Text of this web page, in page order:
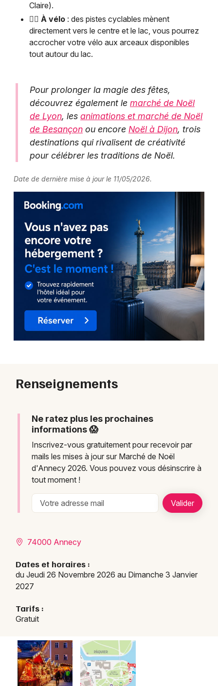
Claire).
🚴‍♀️ À vélo : des pistes cyclables mènent
directement vers le centre et le lac, vous pourrez
accrocher votre vélo aux arceaux disponibles
tout autour du lac.
Pour prolonger la magie des fêtes,
découvrez également le marché de Noël
de Lyon, les animations et marché de Noël
de Besançon ou encore Noël à Dijon, trois
destinations qui rivalisent de créativité
pour célébrer les traditions de Noël.
Date de dernière mise à jour le 11/05/2026.
Renseignements
Ne ratez plus les prochaines
informations 😱
Inscrivez-vous gratuitement pour recevoir par
mails les mises à jour sur Marché de Noël
d'Annecy 2026. Vous pouvez vous désinscrire à
tout moment !
74000 Annecy
Dates et horaires :
du Jeudi 26 Novembre 2026 au Dimanche 3 Janvier
2027
Tarifs :
Gratuit